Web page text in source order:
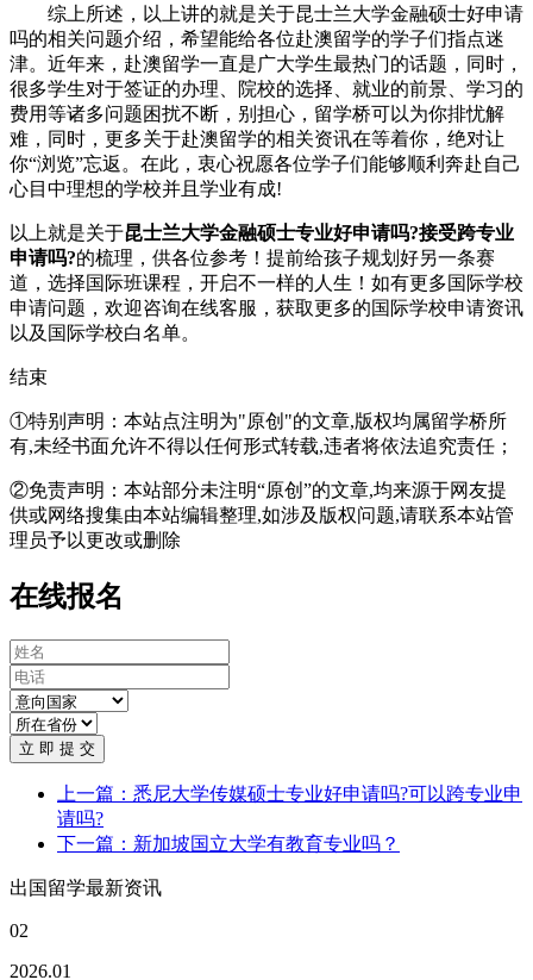
综上所述，以上讲的就是关于昆士兰大学金融硕士好申请
吗的相关问题介绍，希望能给各位赴澳留学的学子们指点迷
津。近年来，赴澳留学一直是广大学生最热门的话题，同时，
很多学生对于签证的办理、院校的选择、就业的前景、学习的
费用等诸多问题困扰不断，别担心，留学桥可以为你排忧解
难，同时，更多关于赴澳留学的相关资讯在等着你，绝对让
你“浏览”忘返。在此，衷心祝愿各位学子们能够顺利奔赴自己
心目中理想的学校并且学业有成!
以上就是关于昆士兰大学金融硕士专业好申请吗?接受跨专业
申请吗?的梳理，供各位参考！提前给孩子规划好另一条赛
道，选择国际班课程，开启不一样的人生！如有更多国际学校
申请问题，欢迎咨询在线客服 ，获取更多的国际学校申请资讯
以及国际学校白名单。
结束
①特别声明：本站点注明为"原创"的文章,版权均属留学桥所
有,未经书面允许不得以任何形式转载,违者将依法追究责任；
②免责声明：本站部分未注明“原创”的文章,均来源于网友提
供或网络搜集由本站编辑整理,如涉及版权问题,请联系本站管
理员予以更改或删除
在线报名
立 即 提 交
上一篇：悉尼大学传媒硕士专业好申请吗?可以跨专业申
请吗?
下一篇：新加坡国立大学有教育专业吗？
出国留学最新资讯
02
2026.01